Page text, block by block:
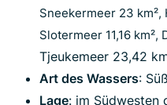
Sneekermeer 23 km²,
Slotermeer 11,16 km²,
Tjeukemeer 23,42
Art des Wassers:
Lage: im Südwesten